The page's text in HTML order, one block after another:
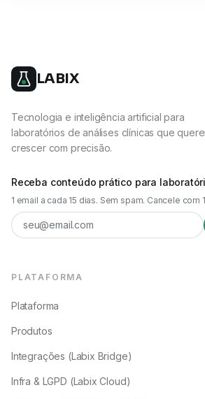
LABIX
Tecnologia e inteligência artificial para
laboratórios de análises clínicas que
crescer com precisão.
Receba conteúdo prático para
1 email a cada 15 dias. Sem spam. Cancele com
PLATAFORMA
Plataforma
Produtos
Integrações (Labix Bridge)
Infra & LGPD (Labix Cloud)